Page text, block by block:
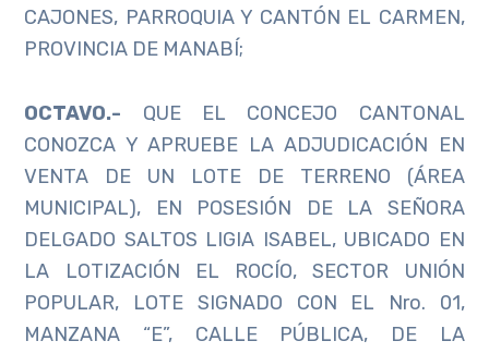
CAJONES, PARROQUIA Y CANTÓN EL CARMEN,
PROVINCIA DE MANABÍ;
OCTAVO.- QUE EL CONCEJO CANTONAL
CONOZCA Y APRUEBE LA ADJUDICACIÓN EN
VENTA DE UN LOTE DE TERRENO (ÁREA
MUNICIPAL), EN POSESIÓN DE LA SEÑORA
DELGADO SALTOS LIGIA ISABEL, UBICADO EN
LA LOTIZACIÓN EL ROCÍO, SECTOR UNIÓN
POPULAR, LOTE SIGNADO CON EL Nro. 01,
MANZANA “E”, CALLE PÚBLICA, DE LA